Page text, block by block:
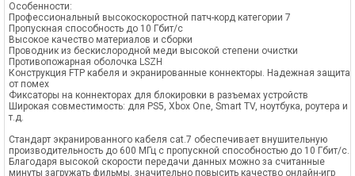
Особенности:
Профессиональный высокоскоростной патч-корд категории 7
Пропускная способность до 10 Гбит/с
Высокое качество материалов и сборки
Проводник из бескислородной меди высокой степени очистки
Противопожарная оболочка LSZH
Конструкция FTP кабеля и экранированные коннекторы. Надежная защита
от помех
Фиксаторы на коннекторах для блокировки в разъемах устройств
Широкая совместимость: для PS5, Xbox One, Smart TV, ноутбука, роутера и
т.д.
Стандарт экранированного кабеля cat.7 обеспечивает внушительную
производительность до 600 МГц с пропускной способностью до 10 Гбит/с.
Благодаря высокой скорости передачи данных можно за считанные
минуты загружать фильмы, значительно повысить качество онлайн-игр